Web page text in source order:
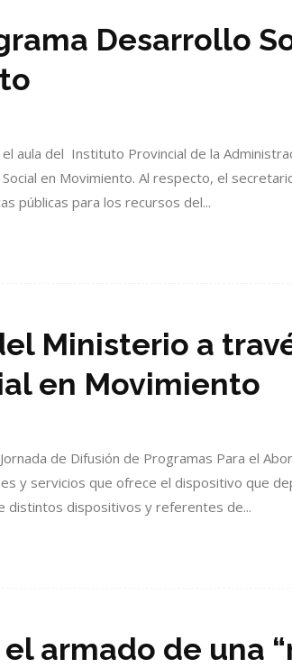
Desarrollo
aula del Instituto Provincial de la
en Movimiento. Al respecto, el
públicas para los recursos del...
Ministerio a
en Movimiento
de Difusión de Programas Para el
y servicios que ofrece el dispositivo que
distintos dispositivos y referentes de...
armado de una